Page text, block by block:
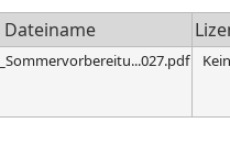
Dateiname